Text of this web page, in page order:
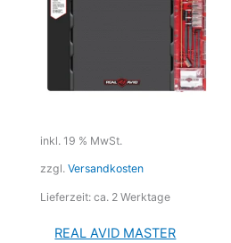
inkl. 19 % MwSt.
zzgl. Versandkosten
Lieferzeit: ca. 2 Werktage
REAL AVID MASTER